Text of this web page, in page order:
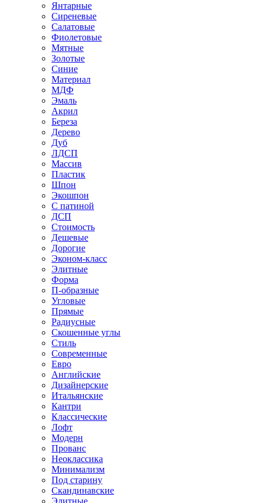
Янтарные
Сиреневые
Салатовые
Фиолетовые
Мятные
Золотые
Синие
Материал
МДФ
Эмаль
Акрил
Береза
Дерево
Дуб
ЛДСП
Массив
Пластик
Шпон
Экошпон
С патиной
ДСП
Стоимость
Дешевые
Дорогие
Эконом-класс
Элитные
Форма
П-образные
Угловые
Прямые
Радиусные
Скошенные углы
Стиль
Современные
Евро
Английские
Дизайнерские
Итальянские
Кантри
Классические
Лофт
Модерн
Прованс
Неоклассика
Минимализм
Под старину
Скандинавские
Элитные